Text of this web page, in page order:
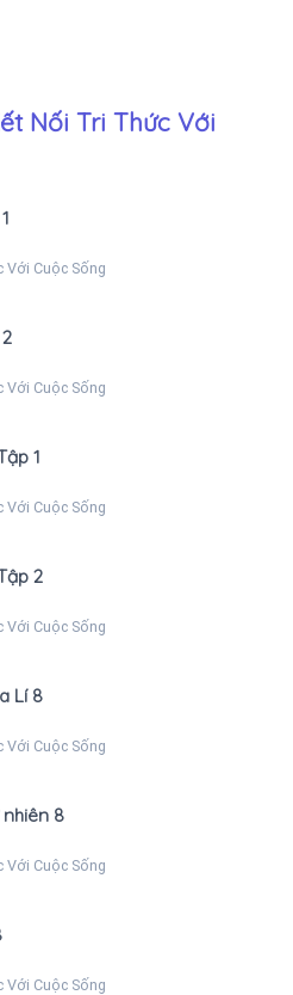
Nối Tri Thức Với
Với Cuộc Sống
Với Cuộc Sống
1
Với Cuộc Sống
2
Với Cuộc Sống
Lí 8
Với Cuộc Sống
8
Với Cuộc Sống
Với Cuộc Sống